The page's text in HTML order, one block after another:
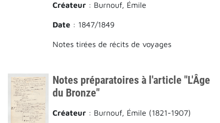
Créateur : Burnouf, Émile
Date : 1847/1849
Notes tirées de récits de voyages
Notes préparatoires à l'article "L'Âge
du Bronze"
Créateur : Burnouf, Émile (1821-1907)